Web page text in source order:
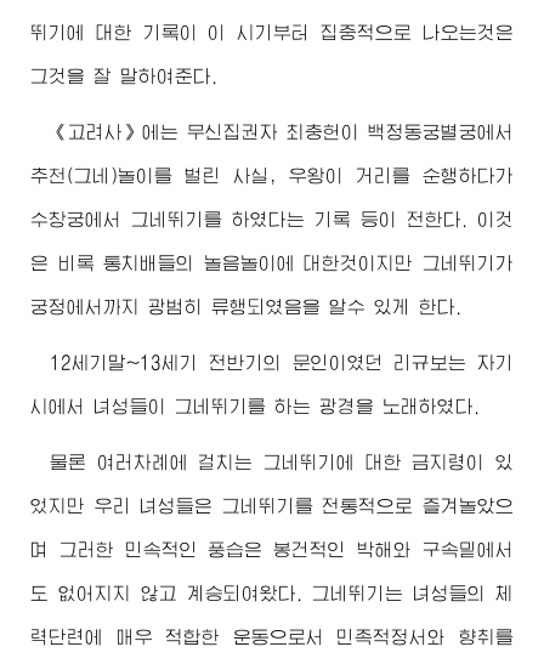
뛰기에 대한 기록이 이 시기부터 집중적으로 나오는것은
그것을 잘 말하여준다.
《고려사》에는 무신집권자 최충헌이 백정동궁별궁에서
추천(그네)놀이를 벌린 사실, 우왕이 거리를 순행하다가
수창궁에서 그네뛰기를 하였다는 기록 등이 전한다. 이것
은 비록 통치배들의 놀음놀이에 대한것이지만 그네뛰기가
궁정에서까지 광범히 류행되였음을 알수 있게 한다.
12세기말~13세기 전반기의 문인이였던 리규보는 자기
시에서 녀성들이 그네뛰기를 하는 광경을 노래하였다.
물론 여러차례에 걸치는 그네뛰기에 대한 금지령이 있
었지만 우리 녀성들은 그네뛰기를 전통적으로 즐겨놀았으
며 그러한 민속적인 풍습은 봉건적인 박해와 구속밑에서
도 없어지지 않고 계승되여왔다. 그네뛰기는 녀성들의 체
력단련에 매우 적합한 운동으로서 민족적정서와 향취를